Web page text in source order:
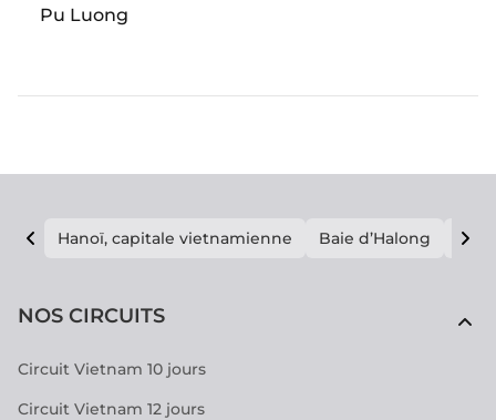
Pu Luong
Hanoï, capitale vietnamienne Baie d’Halong E
NOS CIRCUITS
Circuit Vietnam 10 jours
Circuit Vietnam 12 jours